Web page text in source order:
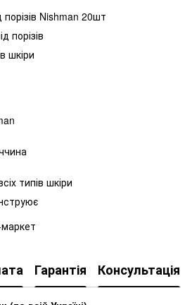
порізів Nishman 20шт
порізів
шкіри
типів шкіри
Гарантія Консультація